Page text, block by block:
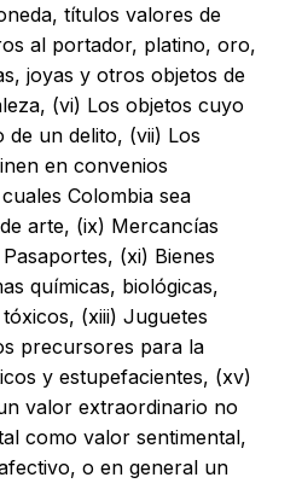
títulos valores de
al portador, platino, oro,
joyas y otros objetos de
(vi) Los objetos cuyo
un delito, (vii) Los
en convenios
Colombia sea
arte, (ix) Mercancías
(xi) Bienes
químicas, biológicas,
(xiii) Juguetes
precursores para la
y estupefacientes, (xv)
valor extraordinario no
como valor sentimental,
o en general un